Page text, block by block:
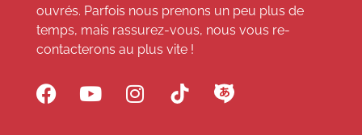
ouvrés. Parfois nous prenons un peu plus de
temps, mais rassurez-vous, nous vous re-
contacterons au plus vite !